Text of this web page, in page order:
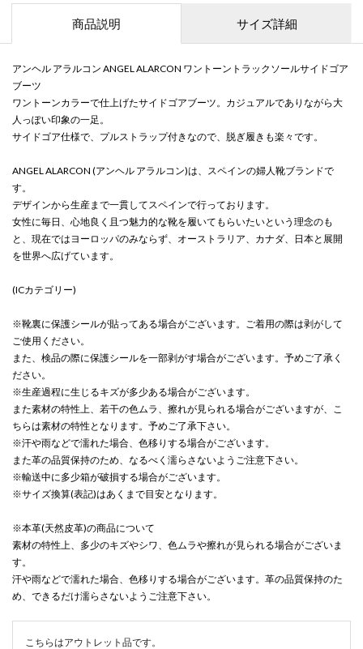
商品説明 サイズ詳細
アンヘル アラルコン ANGEL ALARCON ワントーントラックソールサイドゴア
ブーツ
ワントーンカラーで仕上げたサイドゴアブーツ。カジュアルでありながら大
人っぽい印象の一足。
サイドゴア仕様で、プルストラップ付きなので、脱ぎ履きも楽々です。
ANGEL ALARCON (アンヘル アラルコン)は、スペインの婦人靴ブランドで
す。
デザインから生産まで一貫してスペインで行っております。
女性に毎日、心地良く且つ魅力的な靴を履いてもらいたいという理念のも
と、現在ではヨーロッパのみならず、オーストラリア、カナダ、日本と展開
を世界へ広げています。
(ICカテゴリー)
※靴裏に保護シールが貼ってある場合がございます。ご着用の際は剥がして
ご使用ください。
また、検品の際に保護シールを一部剥がす場合がございます。予めご了承く
ださい。
※生産過程に生じるキズが多少ある場合がございます。
また素材の特性上、若干の色ムラ、擦れが見られる場合がございますが、こ
ちらは素材の特性となります。予めご了承下さい。
※汗や雨などで濡れた場合、色移りする場合がございます。
また革の品質保持のため、なるべく濡らさないようご注意下さい。
※輸送中に多少箱が破損する場合がございます。
※サイズ換算(表記)はあくまで目安となります。
※本革(天然皮革)の商品について
素材の特性上、多少のキズやシワ、色ムラや擦れが見られる場合がございま
す。
汗や雨などで濡れた場合、色移りする場合がございます。革の品質保持のた
め、できるだけ濡らさないようご注意下さい。
こちらはアウトレット品です。